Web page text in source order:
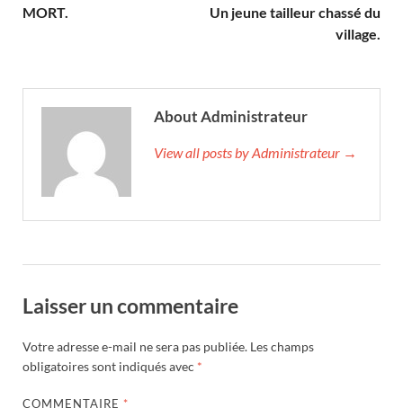
MORT.
Un jeune tailleur chassé du
village.
About Administrateur
View all posts by Administrateur →
Laisser un commentaire
Votre adresse e-mail ne sera pas publiée. Les champs
obligatoires sont indiqués avec *
COMMENTAIRE *